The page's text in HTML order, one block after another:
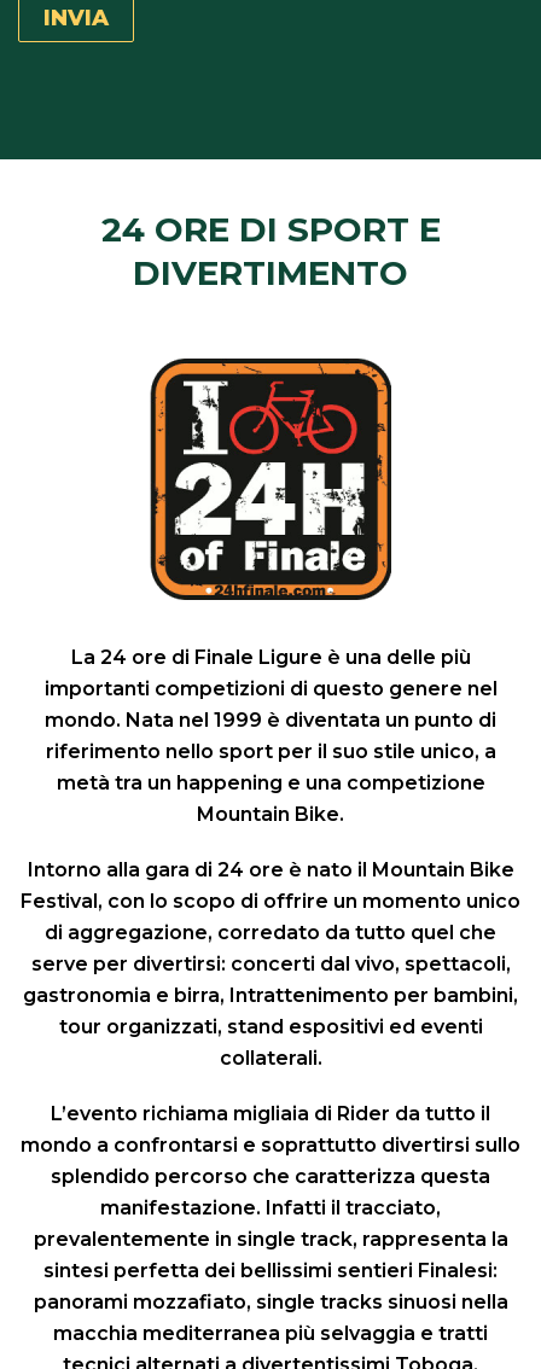
24 ORE DI SPORT E
DIVERTIMENTO
La 24 ore di Finale Ligure è una delle più
importanti competizioni di questo genere nel
mondo. Nata nel 1999 è diventata un punto di
riferimento nello sport per il suo stile unico, a
metà tra un happening e una competizione
Mountain Bike.
Intorno alla gara di 24 ore è nato il Mountain Bike
Festival, con lo scopo di offrire un momento unico
di aggregazione, corredato da tutto quel che
serve per divertirsi: concerti dal vivo, spettacoli,
gastronomia e birra, Intrattenimento per bambini,
tour organizzati, stand espositivi ed eventi
collaterali.
L’evento richiama migliaia di Rider da tutto il
mondo a confrontarsi e soprattutto divertirsi sullo
splendido percorso che caratterizza questa
manifestazione. Infatti il tracciato,
prevalentemente in single track, rappresenta la
sintesi perfetta dei bellissimi sentieri Finalesi:
panorami mozzafiato, single tracks sinuosi nella
macchia mediterranea più selvaggia e tratti